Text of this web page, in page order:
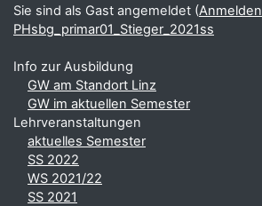
Sie sind als Gast angemeldet (Anmelden
PHsbg_primar01_Stieger_2021ss
Info zur Ausbildung
GW am Standort Linz
GW im aktuellen Semester
Lehrveranstaltungen
aktuelles Semester
SS 2022
WS 2021/22
SS 2021